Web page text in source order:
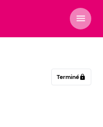
menu
Terminélock